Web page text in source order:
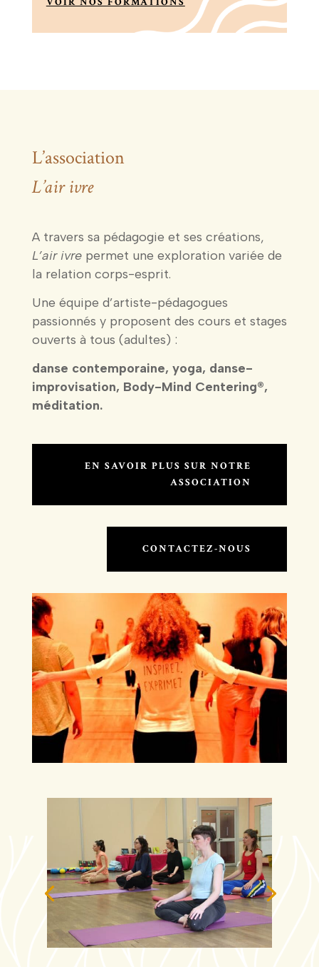
L’association
L’air ivre
A travers sa pédagogie et ses créations,
L’air ivrepermet une exploration variée de
la relation corps-esprit.
Une équipe d’artiste-pédagogues
passionnés y proposent des cours et stages
ouverts à tous (adultes) :
danse contemporaine, yoga, danse-
improvisation, Body-Mind Centering®,
méditation.
EN SAVOIR PLUS SUR NOTRE
ASSOCIATION
CONTACTEZ-NOUS